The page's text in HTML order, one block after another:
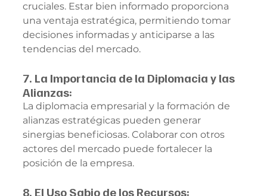
cruciales. Estar bien informado proporciona
una ventaja estratégica, permitiendo tomar
decisiones informadas y anticiparse a las
tendencias del mercado.
7. La Importancia de la Diplomacia y las
Alianzas:
La diplomacia empresarial y la formación de
alianzas estratégicas pueden generar
sinergias beneficiosas. Colaborar con otros
actores del mercado puede fortalecer la
posición de la empresa.
8. El Uso Sabio de los Recursos: